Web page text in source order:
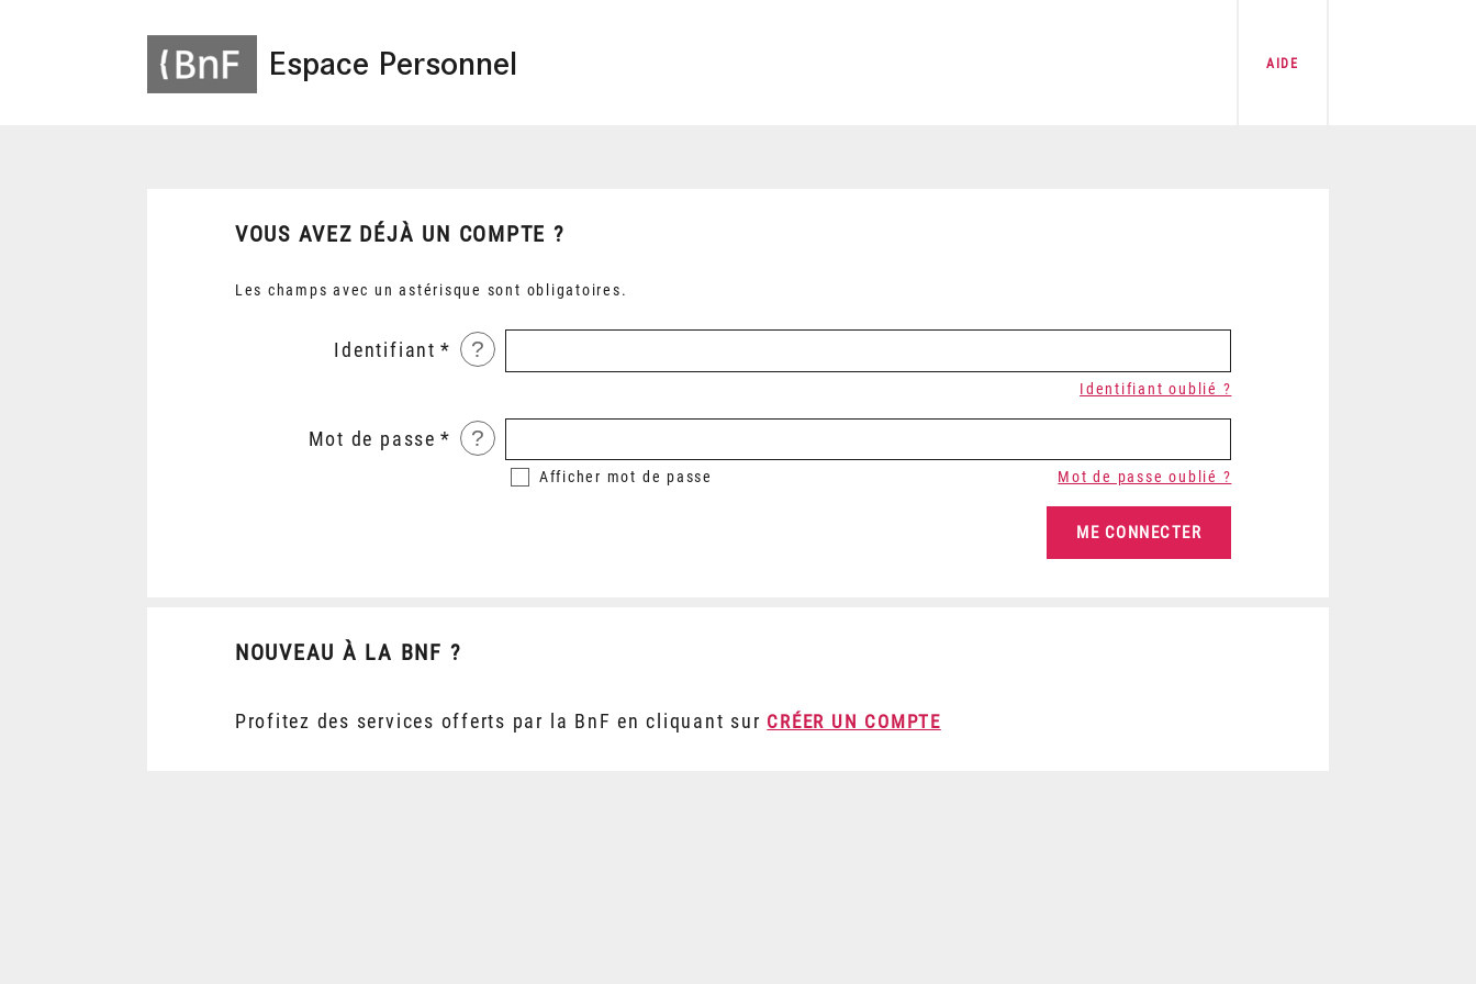
Espace Personnel AIDE
VOUS AVEZ DÉJÀ UN COMPTE ?
Les champs avec un astérisque sont obligatoires.
Identifiant ?
Identifiant oublié ?
Mot de passe ?
Afficher mot de passe Mot de passe oublié ?
NOUVEAU À LA BNF ?
Profitez des services offerts par la BnF en cliquant sur CRÉER UN COMPTE